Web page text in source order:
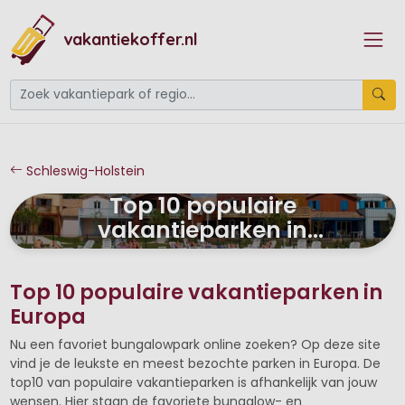
vakantiekoffer.nl
Schleswig-Holstein
Top 10 populaire
vakantieparken in
Schleswig-Holstein
Top 10 populaire vakantieparken in
Europa
Nu een favoriet bungalowpark online zoeken? Op deze site
vind je de leukste en meest bezochte parken in Europa. De
top10 van populaire vakantieparken is afhankelijk van jouw
wensen. Hier staan de favoriete bungalow- en